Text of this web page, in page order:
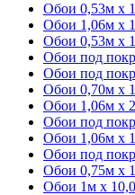
Обои 0,53м x
Обои 1,06м х
Обои 0,53м x
Обои под
Обои под
Обои 0,70м x
Обои 1,06м x
Обои под
Обои 1,06м x
Обои под
Обои 0,75м x
Обои 1м х